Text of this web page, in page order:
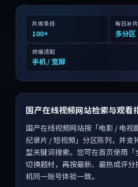
片库条目
100+
每日补片
多分区
终端适配
手机 / 宽屏
国产在线视频网站检索与观看
国产在线视频网站按「电影 / 电视
纪录片 / 短视频」分区陈列，并支
型关键词搜索。您可在首页使用
切换题材，再按最新、最热或评分
机同一账号体验一致。